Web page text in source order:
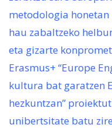
metodologia
hau zabaltzeko
eta gizarte
Erasmus+ “Europe
kultura bat garatzen
hezkuntzan”
unibertsitate batu